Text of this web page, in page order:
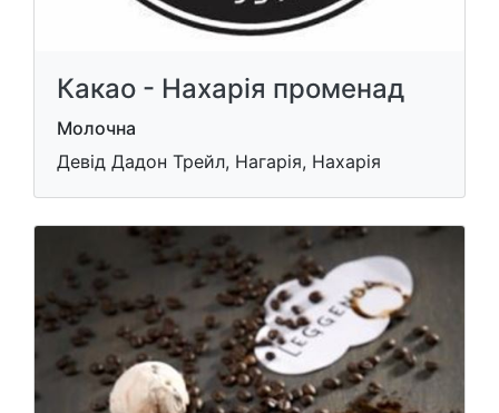
Какао - Нахарія променад
Молочна
Девід Дадон Трейл, Нагарія, Нахарія